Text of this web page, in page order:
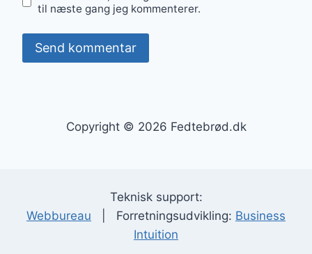
til næste gang jeg kommenterer.
Copyright © 2026 Fedtebrød.dk
Teknisk support:
Webbureau | Forretningsudvikling: Business
Intuition